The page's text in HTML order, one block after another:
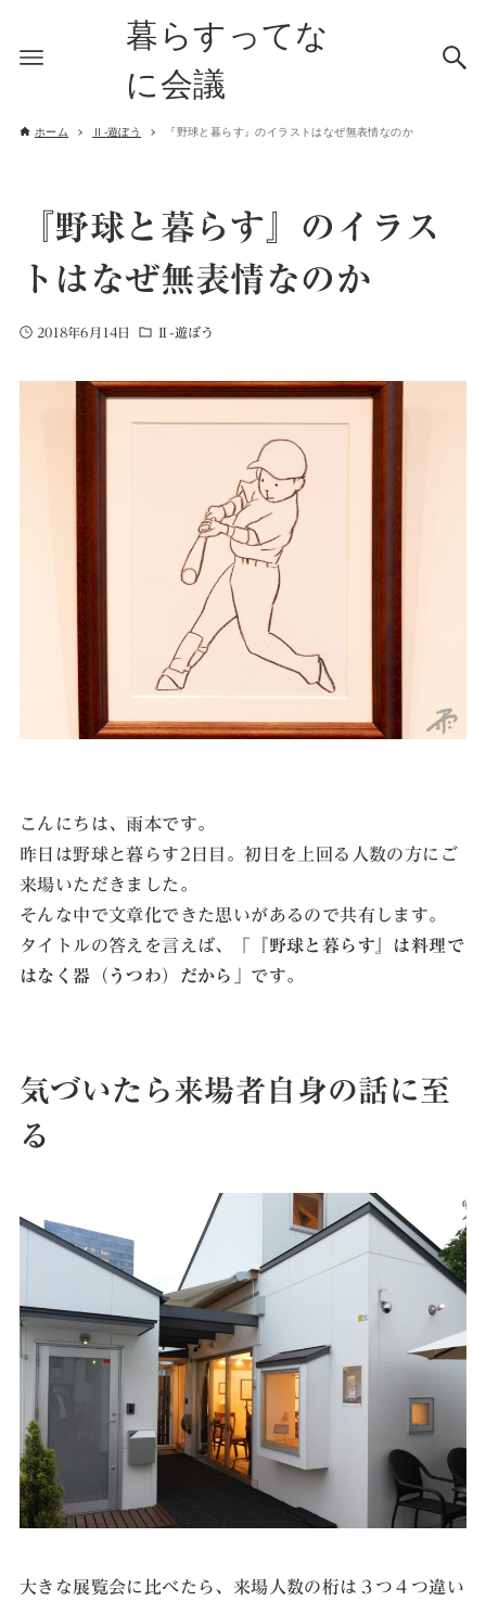
暮らすってな
に会議
ホーム Ⅱ-遊ぼう 『野球と暮らす』のイラストはなぜ無表情なのか
『野球と暮らす』のイラス
トはなぜ無表情なのか
2018年6月14日 Ⅱ-遊ぼう
こんにちは、雨本です。
昨日は野球と暮らす2日目。初日を上回る人数の方にご
来場いただきました。
そんな中で文章化できた思いがあるので共有します。
タイトルの答えを言えば、
「『野球と暮らす』は料理で
はなく器（うつわ）だから」 です。
気づいたら来場者自身の話に至
る
大きな展覧会に比べたら、来場人数の桁は３つ４つ違い